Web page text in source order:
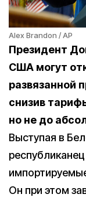
Alex Brandon / AP
Президент
США могут
развязанной
снизив
но не до
Выступая в
республиканец
Он при этом